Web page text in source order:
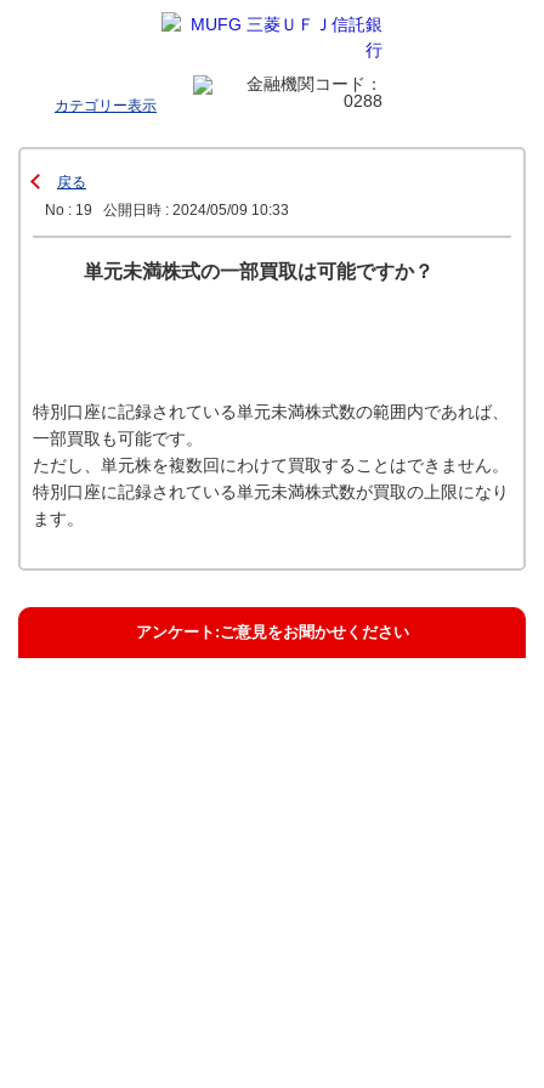
カテゴリー表示
戻る
No : 19
公開日時 : 2024/05/09 10:33
単元未満株式の一部買取は可能ですか？
特別口座に記録されている単元未満株式数の範囲内であれば、
一部買取も可能です。
ただし、単元株を複数回にわけて買取することはできません。
特別口座に記録されている単元未満株式数が買取の上限になり
ます。
アンケート:ご意見をお聞かせください